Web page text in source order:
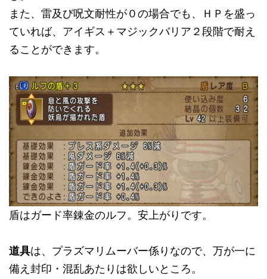
また、雷及び呪文耐性が０の場合でも、ＨＰを盛っ
ていれば、アイギス＋マジックバリア２段階で耐え
ることができます。
盾はガード率錬金のルフ。安上がりです。
道具は、プラズマリムーバー係りなので、万が一に
備え封印・混乱あたりは欲しいところ。